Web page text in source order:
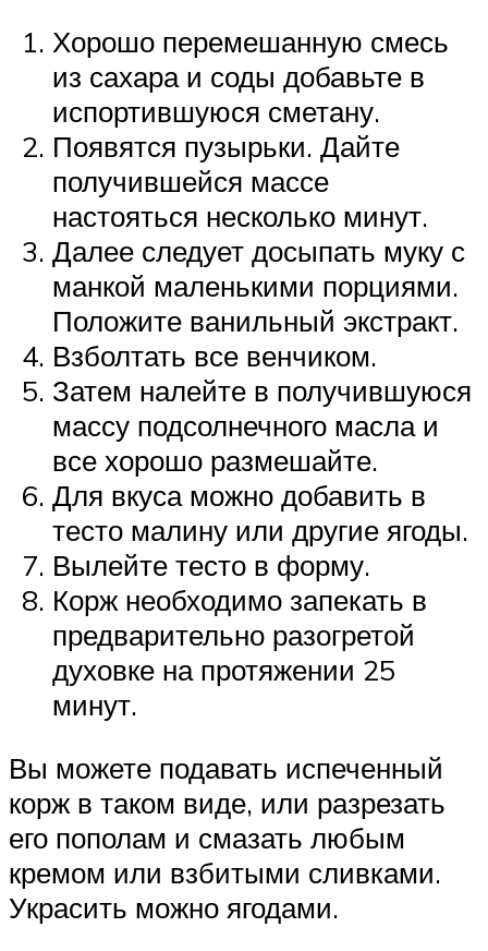
Хорошо перемешанную смесь
из сахара и соды добавьте в
испортившуюся сметану.
Появятся пузырьки. Дайте
получившейся массе
настояться несколько минут.
Далее следует досыпать муку с
манкой маленькими порциями.
Положите ванильный экстракт.
Взболтать все венчиком.
Затем налейте в получившуюся
массу подсолнечного масла и
все хорошо размешайте.
Для вкуса можно добавить в
тесто малину или другие ягоды.
Вылейте тесто в форму.
Корж необходимо запекать в
предварительно разогретой
духовке на протяжении 25
минут.
Вы можете подавать испеченный
корж в таком виде, или разрезать
его пополам и смазать любым
кремом или взбитыми сливками.
Украсить можно ягодами.